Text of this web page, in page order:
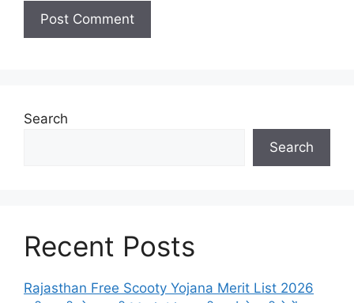
Search
Search
Recent Posts
Rajasthan Free Scooty Yojana Merit List 2026